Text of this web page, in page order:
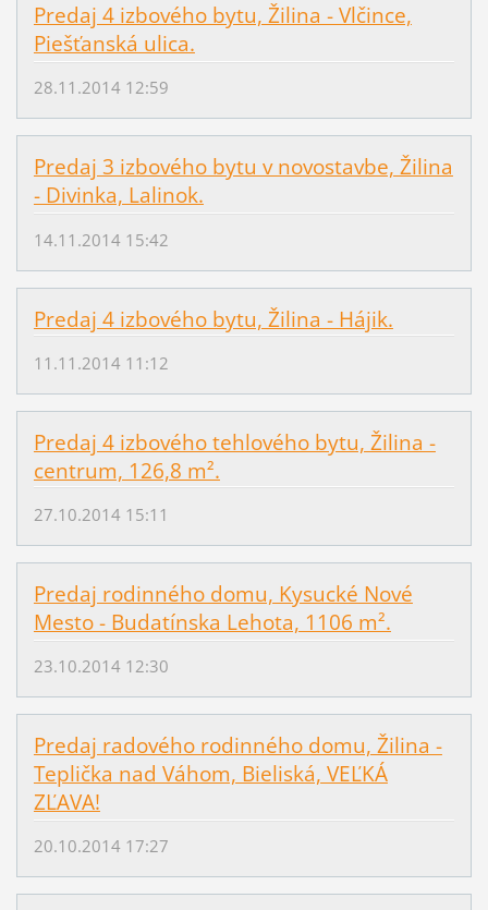
Predaj 4 izbového bytu, Žilina - Vlčince,
Piešťanská ulica.
28.11.2014 12:59
Predaj 3 izbového bytu v novostavbe, Žilina
- Divinka, Lalinok.
14.11.2014 15:42
Predaj 4 izbového bytu, Žilina - Hájik.
11.11.2014 11:12
Predaj 4 izbového tehlového bytu, Žilina -
centrum, 126,8 m².
27.10.2014 15:11
Predaj rodinného domu, Kysucké Nové
Mesto - Budatínska Lehota, 1106 m².
23.10.2014 12:30
Predaj radového rodinného domu, Žilina -
Teplička nad Váhom, Bieliská, VEĽKÁ
ZĽAVA!
20.10.2014 17:27